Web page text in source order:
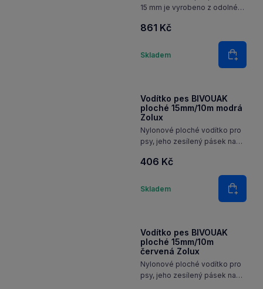
15 mm je vyrobeno z odolného
bezpečnost použití a snadné
čištění. Díky reflexním pruhům
je zvíře lépe vidět při
večerních procházkách. Díky…
861 Kč
Skladem
Množství
Do
Vodítko pes BIVOUAK
ploché 15mm/10m modrá
Zolux
Nylonové ploché vodítko pro
psy, jeho zesílený pásek na
a bezpečné uchopení.
406 Kč
Skladem
Množství
Do
Vodítko pes BIVOUAK
ploché 15mm/10m
červená Zolux
Nylonové ploché vodítko pro
psy, jeho zesílený pásek na